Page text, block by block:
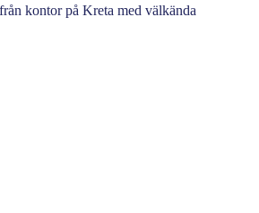
kontor på Kreta med välkända